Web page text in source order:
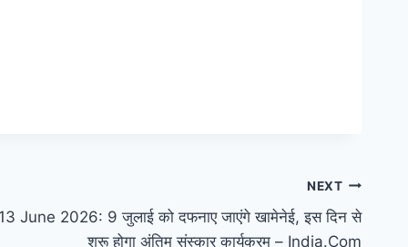
NEXT
June 2026: 9 जुलाई को दफनाए जाएंगे खामेनेई, इस दिन से
शुरू होगा अंतिम संस्कार कार्यक्रम – India.Com